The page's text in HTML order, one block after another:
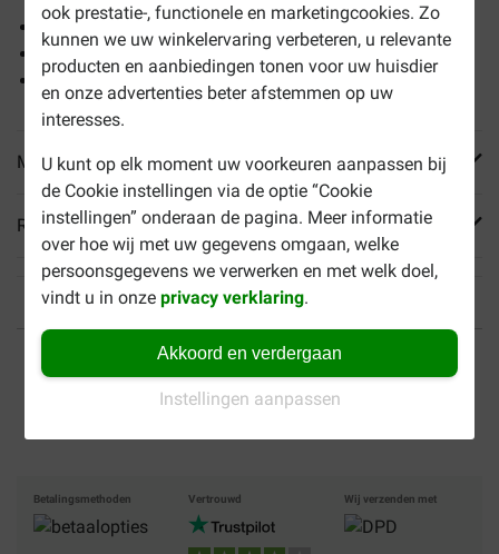
ook prestatie-, functionele en marketingcookies. Zo
kunnen we uw winkelervaring verbeteren, u relevante
producten en aanbiedingen tonen voor uw huisdier
en onze advertenties beter afstemmen op uw
interesses.
U kunt op elk moment uw voorkeuren aanpassen bij
de Cookie instellingen via de optie “Cookie
instellingen” onderaan de pagina. Meer informatie
over hoe wij met uw gegevens omgaan, welke
persoonsgegevens we verwerken en met welk doel,
vindt u in onzeprivacy verklaring.
Akkoord en verdergaan
Instellingen aanpassen
Ondersteunt het immuunsysteem
Bevordert de weerstand
Draagt bij aan gezonde urinewegen
Meer informatie
Reviews
Tot 40% goedkoper
Gratis bezorging vanaf €
Betalingsmethoden Vertrouwd Wij verzenden met